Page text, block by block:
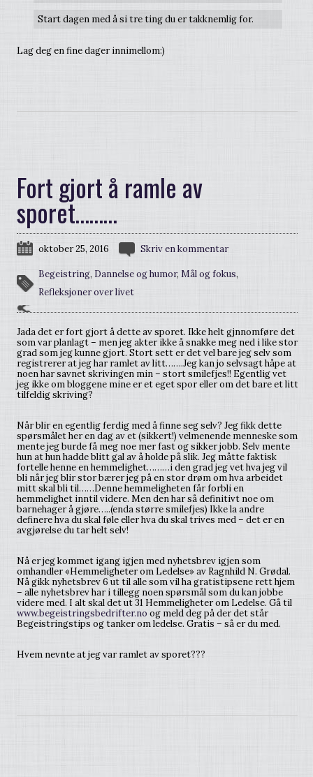
Start dagen med å si tre ting du er takknemlig for.
Lag deg en fine dager innimellom:)
Fort gjort å ramle av
sporet………
oktober 25, 2016 Skriv en kommentar
Begeistring, Dannelse og humor,Mål og fokus,
Refleksjoner over livet
Jada det er fort gjort å dette av sporet. Ikke helt gjnnomføre det
som var planlagt – men jeg akter ikke å snakke meg ned i like stor
grad som jeg kunne gjort. Stort sett er det vel bare jeg selv som
registrerer at jeg har ramlet av litt…….Jeg kan jo selvsagt håpe at
noen har savnet skrivingen min – stort smilefjes!! Egentlig vet
jeg ikke om bloggene mine er et eget spor eller om det bare et litt
tilfeldig skriving?
Når blir en egentlig ferdig med å finne seg selv? Jeg fikk dette
spørsmålet her en dag av et (sikkert!) velmenende menneske som
mente jeg burde få meg noe mer fast og sikker jobb. Selv mente
hun at hun hadde blitt gal av å holde på slik. Jeg måtte faktisk
fortelle henne en hemmelighet………i den grad jeg vet hva jeg vil
bli når jeg blir stor bærer jeg på en stor drøm om hva arbeidet
mitt skal bli til……Denne hemmeligheten får forbli en
hemmelighet inntil videre. Men den har så definitivt noe om
barnehager å gjøre…..(enda større smilefjes) Ikke la andre
definere hva du skal føle eller hva du skal trives med – det er en
avgjørelse du tar helt selv!
Nå er jeg kommet igang igjen med nyhetsbrev igjen som
omhandler «Hemmeligheter om Ledelse» av Ragnhild N. Grødal.
Nå gikk nyhetsbrev 6 ut til alle som vil ha gratistipsene rett hjem
– alle nyhetsbrev har i tillegg noen spørsmål som du kan jobbe
videre med. I alt skal det ut 31 Hemmeligheter om Ledelse. Gå til
www.begeistringsbedrifter.no og meld deg på der det står
Begeistringstips og tanker om ledelse. Gratis – så er du med.
Hvem nevnte at jeg var ramlet av sporet???